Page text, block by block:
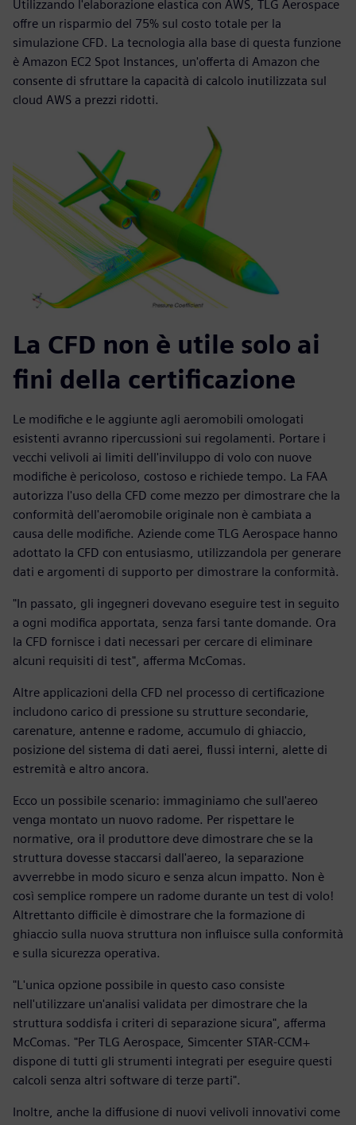
Utilizzando l'elaborazione elastica con AWS, TLG Aerospace
offre un risparmio del 75% sul costo totale per la
simulazione CFD. La tecnologia alla base di questa funzione
è Amazon EC2 Spot Instances, un'offerta di Amazon che
consente di sfruttare la capacità di calcolo inutilizzata sul
cloud AWS a prezzi ridotti.
La CFD non è utile solo ai
fini della certificazione
Le modifiche e le aggiunte agli aeromobili omologati
esistenti avranno ripercussioni sui regolamenti. Portare i
vecchi velivoli ai limiti dell'inviluppo di volo con nuove
modifiche è pericoloso, costoso e richiede tempo. La FAA
autorizza l'uso della CFD come mezzo per dimostrare che la
conformità dell'aeromobile originale non è cambiata a
causa delle modifiche. Aziende come TLG Aerospace hanno
adottato la CFD con entusiasmo, utilizzandola per generare
dati e argomenti di supporto per dimostrare la conformità.
"In passato, gli ingegneri dovevano eseguire test in seguito
a ogni modifica apportata, senza farsi tante domande. Ora
la CFD fornisce i dati necessari per cercare di eliminare
alcuni requisiti di test", afferma McComas.
Altre applicazioni della CFD nel processo di certificazione
includono carico di pressione su strutture secondarie,
carenature, antenne e radome, accumulo di ghiaccio,
posizione del sistema di dati aerei, flussi interni, alette di
estremità e altro ancora.
Ecco un possibile scenario: immaginiamo che sull'aereo
venga montato un nuovo radome. Per rispettare le
normative, ora il produttore deve dimostrare che se la
struttura dovesse staccarsi dall'aereo, la separazione
avverrebbe in modo sicuro e senza alcun impatto. Non è
così semplice rompere un radome durante un test di volo!
Altrettanto difficile è dimostrare che la formazione di
ghiaccio sulla nuova struttura non influisce sulla conformità
e sulla sicurezza operativa.
"L'unica opzione possibile in questo caso consiste
nell'utilizzare un'analisi validata per dimostrare che la
struttura soddisfa i criteri di separazione sicura", afferma
McComas. "Per TLG Aerospace, Simcenter STAR-CCM+
dispone di tutti gli strumenti integrati per eseguire questi
calcoli senza altri software di terze parti".
Inoltre, anche la diffusione di nuovi velivoli innovativi come